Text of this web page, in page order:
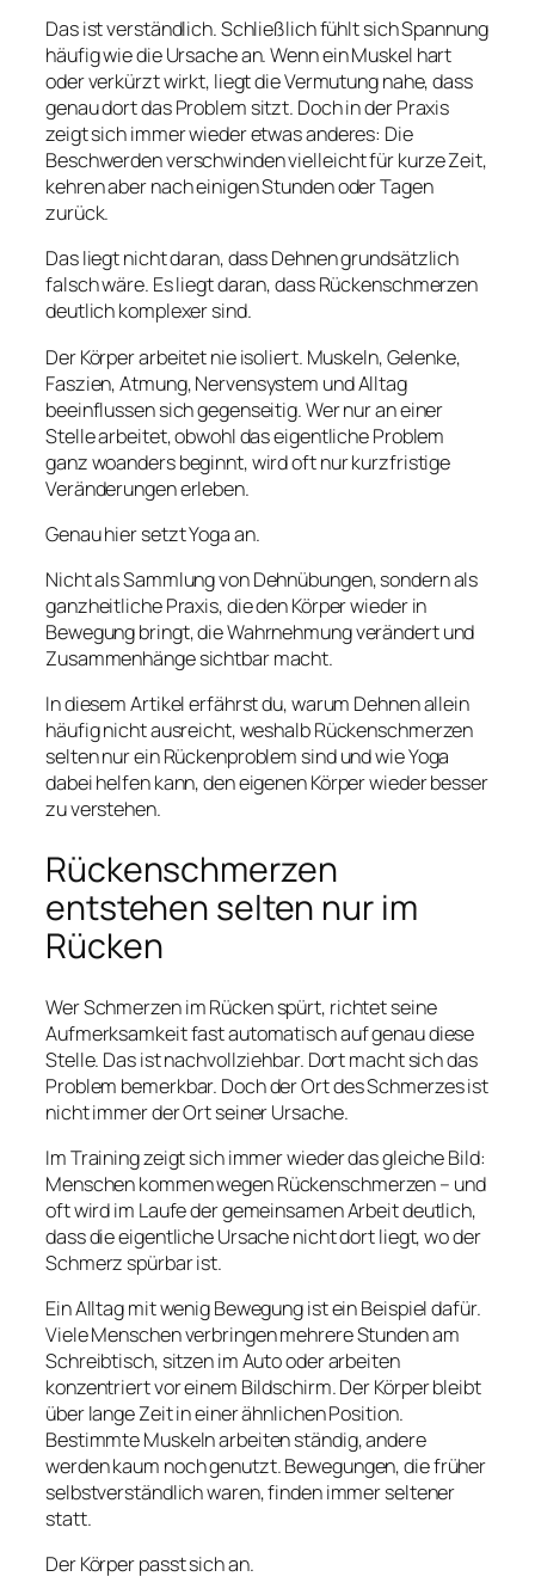
Das ist verständlich. Schließlich fühlt sich Spannung
häufig wie die Ursache an. Wenn ein Muskel hart
oder verkürzt wirkt, liegt die Vermutung nahe, dass
genau dort das Problem sitzt. Doch in der Praxis
zeigt sich immer wieder etwas anderes: Die
Beschwerden verschwinden vielleicht für kurze Zeit,
kehren aber nach einigen Stunden oder Tagen
zurück.
Das liegt nicht daran, dass Dehnen grundsätzlich
falsch wäre. Es liegt daran, dass Rückenschmerzen
deutlich komplexer sind.
Der Körper arbeitet nie isoliert. Muskeln, Gelenke,
Faszien, Atmung, Nervensystem und Alltag
beeinflussen sich gegenseitig. Wer nur an einer
Stelle arbeitet, obwohl das eigentliche Problem
ganz woanders beginnt, wird oft nur kurzfristige
Veränderungen erleben.
Genau hier setzt Yoga an.
Nicht als Sammlung von Dehnübungen, sondern als
ganzheitliche Praxis, die den Körper wieder in
Bewegung bringt, die Wahrnehmung verändert und
Zusammenhänge sichtbar macht.
In diesem Artikel erfährst du, warum Dehnen allein
häufig nicht ausreicht, weshalb Rückenschmerzen
selten nur ein Rückenproblem sind und wie Yoga
dabei helfen kann, den eigenen Körper wieder besser
zu verstehen.
Rückenschmerzen
entstehen selten nur im
Rücken
Wer Schmerzen im Rücken spürt, richtet seine
Aufmerksamkeit fast automatisch auf genau diese
Stelle. Das ist nachvollziehbar. Dort macht sich das
Problem bemerkbar. Doch der Ort des Schmerzes ist
nicht immer der Ort seiner Ursache.
Im Training zeigt sich immer wieder das gleiche Bild:
Menschen kommen wegen Rückenschmerzen – und
oft wird im Laufe der gemeinsamen Arbeit deutlich,
dass die eigentliche Ursache nicht dort liegt, wo der
Schmerz spürbar ist.
Ein Alltag mit wenig Bewegung ist ein Beispiel dafür.
Viele Menschen verbringen mehrere Stunden am
Schreibtisch, sitzen im Auto oder arbeiten
konzentriert vor einem Bildschirm. Der Körper bleibt
über lange Zeit in einer ähnlichen Position.
Bestimmte Muskeln arbeiten ständig, andere
werden kaum noch genutzt. Bewegungen, die früher
selbstverständlich waren, finden immer seltener
statt.
Der Körper passt sich an.